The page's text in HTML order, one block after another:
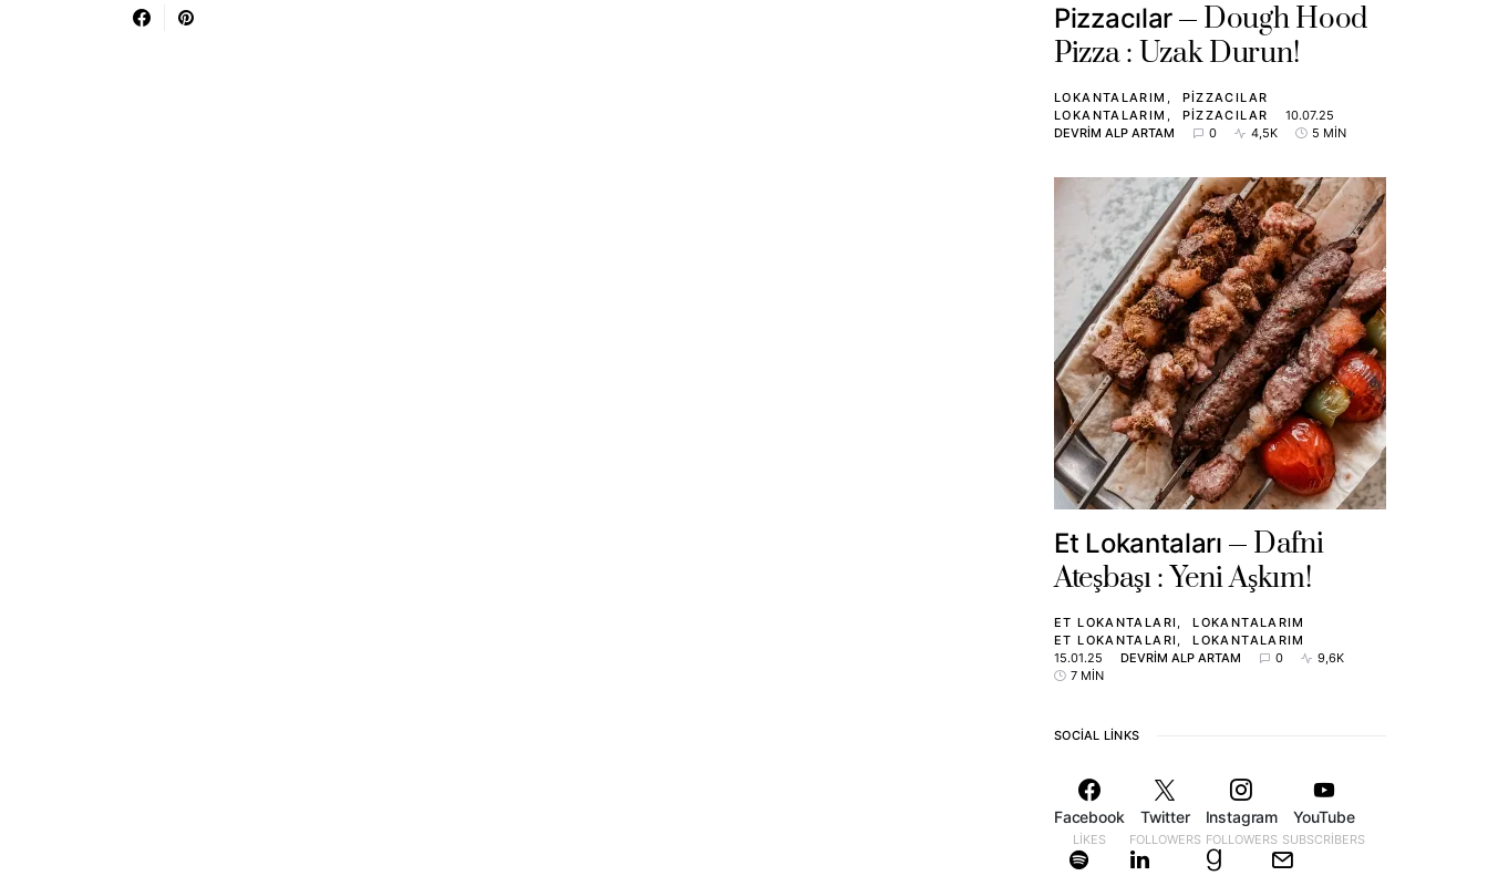
Pizzacılar
Dough Hood
Pizza : Uzak Durun!
LOKANTALARIM
PIZZACILAR
LOKANTALARIM
PIZZACILAR
10.07.25
DEVRIM ALP ARTAM
0 4,5K 5 MIN
Et Lokantaları
Dafni
Ateşbaşı : Yeni Aşkım!
ET LOKANTALARI
LOKANTALARIM
ET LOKANTALARI
LOKANTALARIM
15.01.25
DEVRIM ALP ARTAM 0
9,6K
7 MIN
SOCIAL LINKS
Facebook
LIKES
Twitter
FOLLOWERS
Instagram
FOLLOWERS
YouTube
SUBSCRIBERS